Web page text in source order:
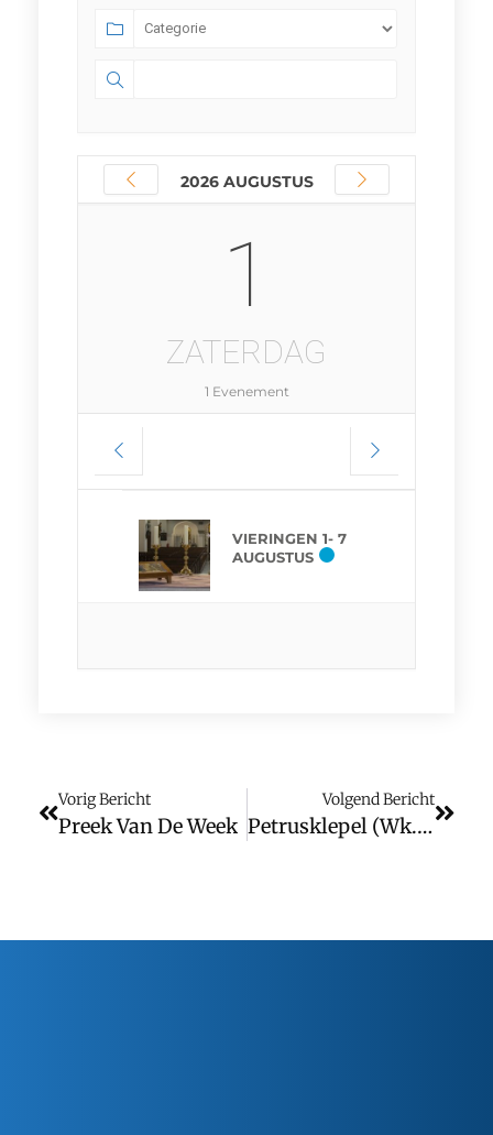
2026 AUGUSTUS
1
ZATERDAG
1 Evenement
VIERINGEN 1- 7
AUGUSTUS
Vorig Bericht
Preek Van De Week
Volgend Bericht
Petrusklepel (wk. 8)